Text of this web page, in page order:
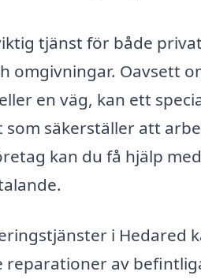
tjänst för både
omgivningar. Oavsett
en väg, kan ett
säkerställer att
kan du få hjälp
i Hedared
reparationer av